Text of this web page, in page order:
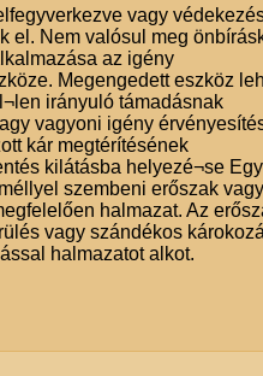
vagy
el. Nem valósul meg
az igény
Megengedett eszköz
irányuló támadásnak
vagyoni igény
kár megtérítésének
kilátásba helyezé¬se
szembeni erőszak
halmazat. Az
vagy szándékos
halmazatot alkot.